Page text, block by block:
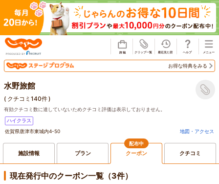
お得な特典をみる
水野旅館
( クチコミ140件)
有効クチコミ数に達していないためクチコミ評価は表示しておりません。
ハイクラス
佐賀県唐津市東城内4-50
地図・アクセス
施設情報 プラン
配布中
クーポン クチコミ
現在発行中のクーポン一覧（3件）